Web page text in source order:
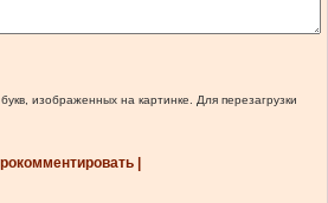
изображенных на картинке. Для перезагрузки
|